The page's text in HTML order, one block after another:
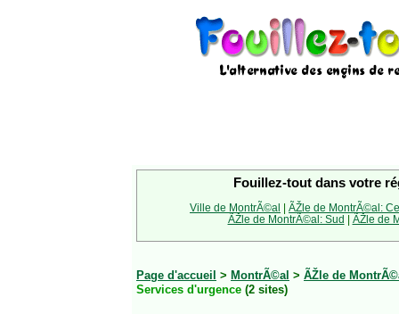
Fouillez-tout dans votre
Ville de MontrÃ©al | ÃŽle de MontrÃ©al:
ÃŽle de MontrÃ©al: Sud | ÃŽle de
Page d'accueil > MontrÃ©al > ÃŽle de
Services d'urgence (2 sites)